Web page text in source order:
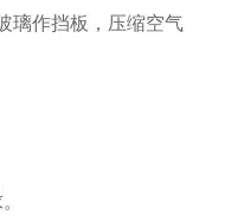
璃作挡板，压缩空气